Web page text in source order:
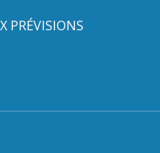
PRÉVISIONS